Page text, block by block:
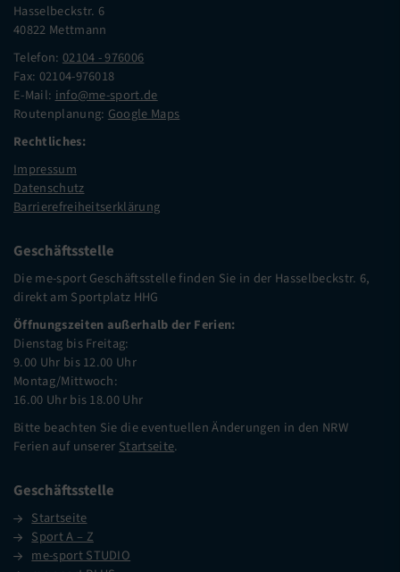
Hasselbeckstr. 6
40822 Mettmann
Telefon: 02104 - 976006
Fax: 02104-976018
E-Mail: info@me-sport.de
Routenplanung: Google Maps
Rechtliches:
Impressum
Datenschutz
Barrierefreiheitserklärung
Geschäftsstelle
Die me-sport Geschäftsstelle finden Sie in der Hasselbeckstr. 6,
direkt am Sportplatz HHG
Öffnungszeiten außerhalb der Ferien:
Dienstag bis Freitag:
9.00 Uhr bis 12.00 Uhr
Montag/Mittwoch:
16.00 Uhr bis 18.00 Uhr
Bitte beachten Sie die eventuellen Änderungen in den NRW
Ferien auf unserer Startseite.
Geschäftsstelle
Startseite
Sport A – Z
me-sport STUDIO